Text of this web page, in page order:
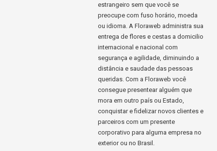
estrangeiro sem que você se
preocupe com fuso horário, moeda
ou idioma. A Floraweb administra sua
entrega de flores e cestas a domicilio
internacional e nacional com
segurança e agilidade, diminuindo a
distância e saudade das pessoas
queridas. Com a Floraweb você
consegue presentear alguém que
mora em outro país ou Estado,
conquistar e fidelizar novos clientes e
parceiros com um presente
corporativo para alguma empresa no
exterior ou no Brasil.